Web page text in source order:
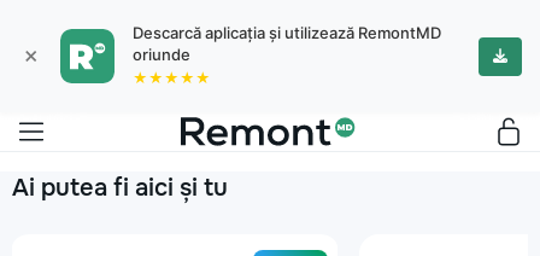
×
Descarcă aplicația și utilizează RemontMD
oriunde
★★★★★
Ai putea fi aici și tu